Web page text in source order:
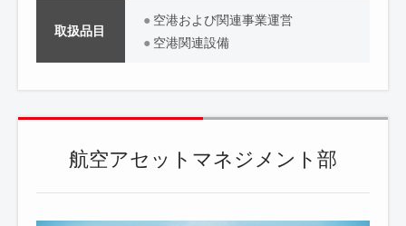
取扱品目
空港および関連事業運営
空港関連設備
航空アセットマネジメント部